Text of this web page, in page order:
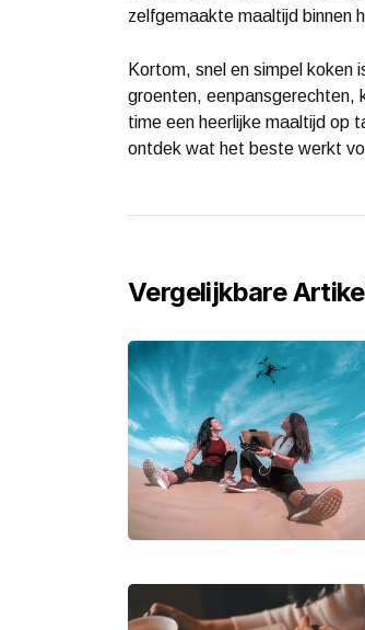
zelfgemaakte maaltijd binnen
Kortom, snel en simpel koken
groenten, eenpansgerechten,
time een heerlijke maaltijd op
ontdek wat het beste werkt
Vergelijkbare